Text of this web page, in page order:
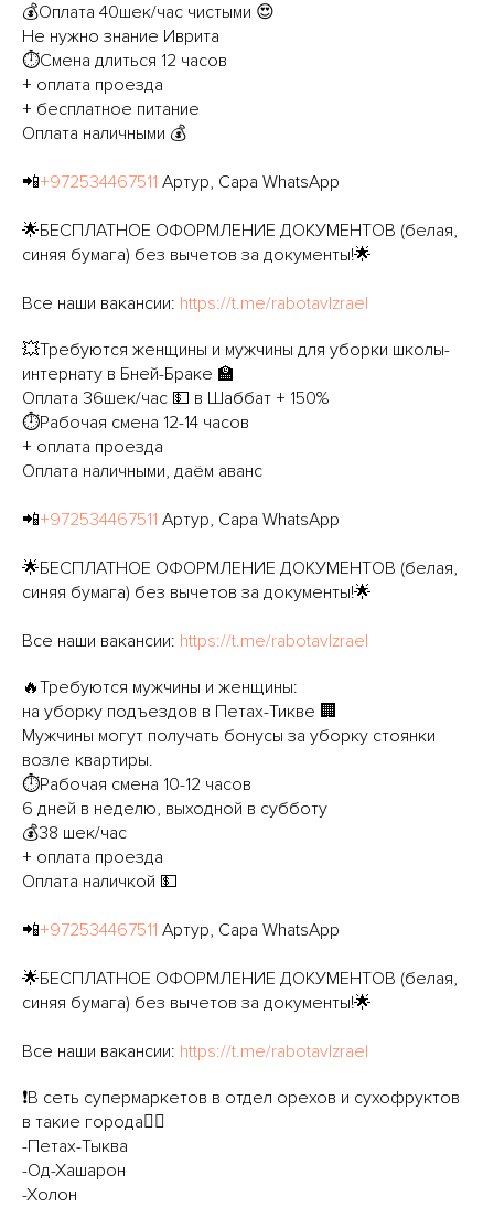
💰Оплата 40шек/час чистыми 😍
Не нужно знание Иврита
⏱Смена длиться 12 часов
+ оплата проезда
+ бесплатное питание
Оплата наличными 💰
📲+972534467511 Артур, Сара WhatsApp
🌟БЕСПЛАТНОЕ ОФОРМЛЕНИЕ ДОКУМЕНТОВ (белая,
синяя бумага) без вычетов за документы!🌟
Все наши вакансии: https://t.me/rabotavIzrael
💥Требуются женщины и мужчины для уборки школы-
интернату в Бней-Браке 🏫
Оплата 36шек/час 💵 в Шаббат + 150%
⏱Рабочая смена 12-14 часов
+ оплата проезда
Оплата наличными, даём аванс
📲+972534467511 Артур, Сара WhatsApp
🌟БЕСПЛАТНОЕ ОФОРМЛЕНИЕ ДОКУМЕНТОВ (белая,
синяя бумага) без вычетов за документы!🌟
Все наши вакансии: https://t.me/rabotavIzrael
🔥Требуются мужчины и женщины:
на уборку подъездов в Петах-Тикве 🏢
Мужчины могут получать бонусы за уборку стоянки
возле квартиры.
⏱Рабочая смена 10-12 часов
6 дней в неделю, выходной в субботу
💰38 шек/час
+ оплата проезда
Оплата наличкой 💵
📲+972534467511 Артур, Сара WhatsApp
🌟БЕСПЛАТНОЕ ОФОРМЛЕНИЕ ДОКУМЕНТОВ (белая,
синяя бумага) без вычетов за документы!🌟
Все наши вакансии: https://t.me/rabotavIzrael
❗️В сеть супермаркетов в отдел орехов и сухофруктов
в такие города👇🏻
-Петах-Тыква
-Од-Хашарон
-Холон